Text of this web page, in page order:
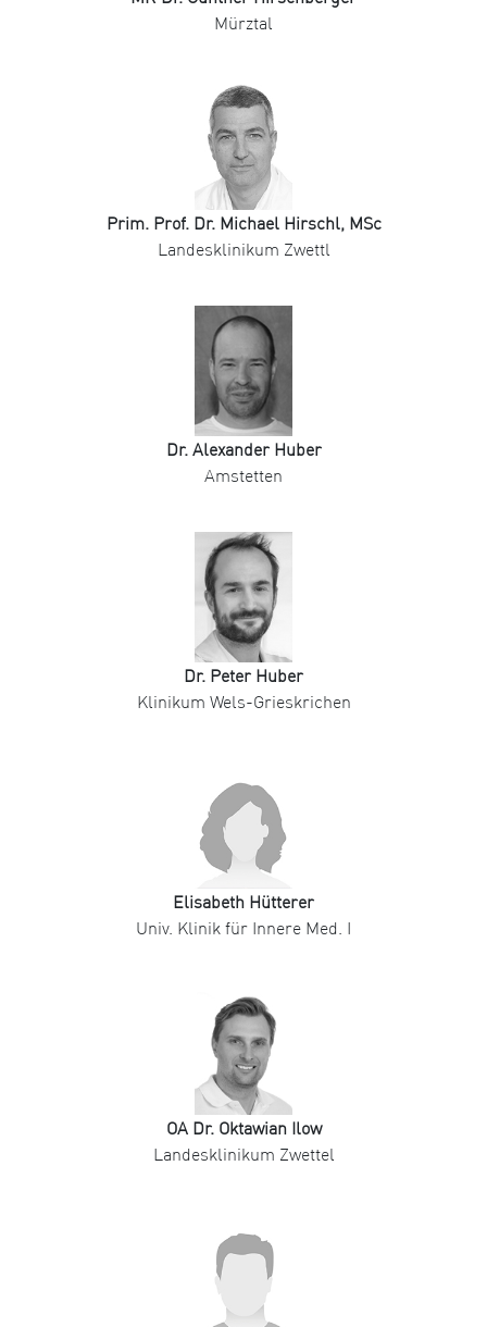
Mürztal
Prim. Prof. Dr. Michael Hirschl, MSc
Landesklinikum Zwettl
Dr. Alexander Huber
Amstetten
Dr. Peter Huber
Klinikum Wels-Grieskrichen
Elisabeth Hütterer
Univ. Klinik für Innere Med. I
OA Dr. Oktawian Ilow
Landesklinikum Zwettel